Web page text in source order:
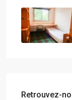
Retrouvez-